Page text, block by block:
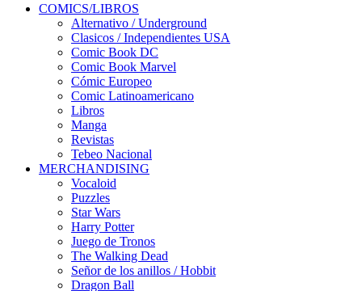
COMICS/LIBROS
Alternativo / Underground
Clasicos / Independientes USA
Comic Book DC
Comic Book Marvel
Cómic Europeo
Comic Latinoamericano
Libros
Manga
Revistas
Tebeo Nacional
MERCHANDISING
Vocaloid
Puzzles
Star Wars
Harry Potter
Juego de Tronos
The Walking Dead
Señor de los anillos / Hobbit
Dragon Ball